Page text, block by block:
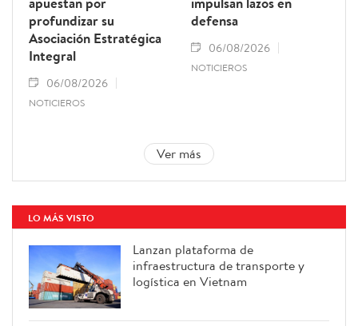
profundizar su
Asociación Estratégica
Integral
06/08/2026
NOTICIEROS
defensa
06/08/2026
NOTICIEROS
Ver más
LO MÁS VISTO
Lanzan plataforma de
infraestructura de transporte y
logística en Vietnam